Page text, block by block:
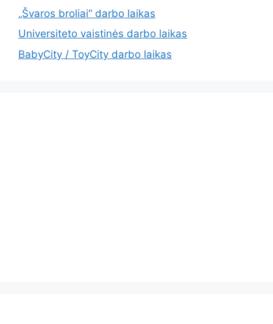
„Švaros broliai“ darbo laikas
Universiteto vaistinės darbo laikas
BabyCity / ToyCity darbo laikas